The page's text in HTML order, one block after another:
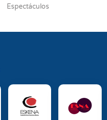
Espectáculos